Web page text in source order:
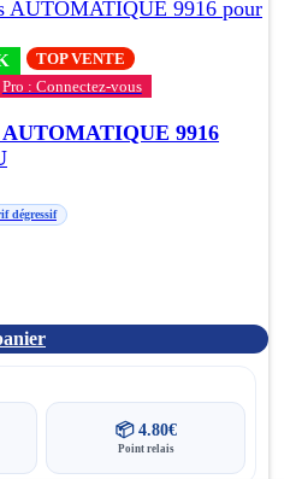
TOP VENTE
Pro : Connectez-vous
AUTOMATIQUE 9916
dégressif
📦 4.80€
Point relais